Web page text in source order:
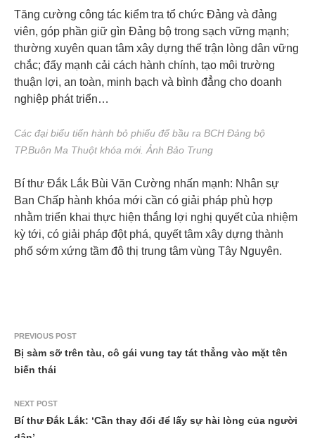
Tăng cường công tác kiểm tra tổ chức Đảng và đảng
viên, góp phần giữ gìn Đảng bộ trong sạch vững mạnh;
thường xuyên quan tâm xây dựng thế trận lòng dân vững
chắc; đẩy mạnh cải cách hành chính, tạo môi trường
thuận lợi, an toàn, minh bạch và bình đẳng cho doanh
nghiệp phát triển…
Các đại biểu tiến hành bỏ phiếu để bầu ra BCH Đảng bộ
TP.Buôn Ma Thuột khóa mới. Ảnh Bảo Trung
Bí thư Đắk Lắk Bùi Văn Cường nhấn mạnh: Nhân sự
Ban Chấp hành khóa mới cần có giải pháp phù hợp
nhằm triển khai thực hiện thắng lợi nghị quyết của nhiệm
kỳ tới, có giải pháp đột phá, quyết tâm xây dựng thành
phố sớm xứng tầm đô thị trung tâm vùng Tây Nguyên.
PREVIOUS POST
Bị sàm sỡ trên tàu, cô gái vung tay tát thẳng vào mặt tên
biến thái
NEXT POST
Bí thư Đắk Lắk: ‘Cần thay đổi để lấy sự hài lòng của người